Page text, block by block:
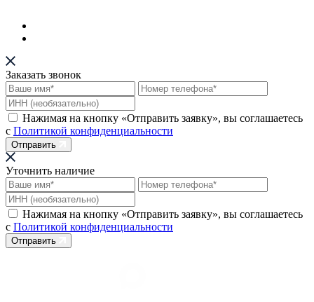
Заказать звонок
Нажимая на кнопку «Отправить заявку», вы соглашаетесь
с Политикой конфиденциальности
Отправить
Уточнить наличие
Нажимая на кнопку «Отправить заявку», вы соглашаетесь
с Политикой конфиденциальности
Отправить